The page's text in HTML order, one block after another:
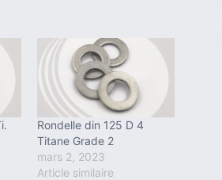
Rondelle din 125 D 4
Titane Grade 2
mars 2, 2023
Article similaire